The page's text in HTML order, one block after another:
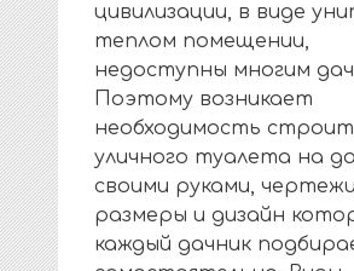
цивилизации, в виде
теплом помещении,
недоступны многим
Поэтому возникает
необходимость
уличного туалета на
своими руками,
размеры и дизайн
каждый дачник